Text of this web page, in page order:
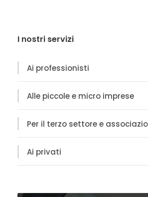
I nostri servizi
Ai professionisti
Alle piccole e micro imprese
Per il terzo settore e
Ai privati